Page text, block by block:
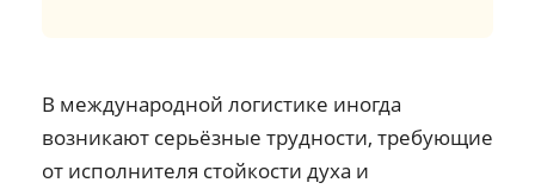
В международной логистике иногда
возникают серьёзные трудности, требующие
от исполнителя стойкости духа и